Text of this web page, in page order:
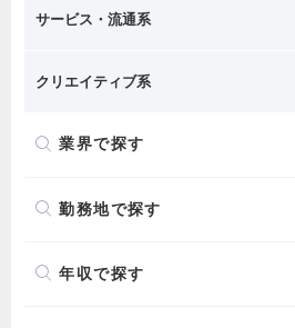
サービス・流通系
クリエイティブ系
業界で探す
勤務地で探す
年収で探す